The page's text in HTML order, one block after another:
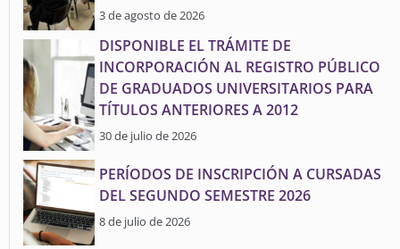
3 de agosto de 2026
DISPONIBLE EL TRÁMITE DE
INCORPORACIÓN AL REGISTRO PÚBLICO
DE GRADUADOS UNIVERSITARIOS PARA
TÍTULOS ANTERIORES A 2012
30 de julio de 2026
PERÍODOS DE INSCRIPCIÓN A CURSADAS
DEL SEGUNDO SEMESTRE 2026
8 de julio de 2026